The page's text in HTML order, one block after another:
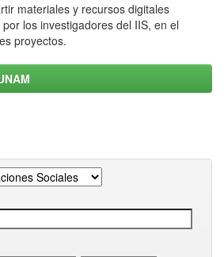
materiales y recursos digitales
los investigadores del IIS, en el
proyectos.